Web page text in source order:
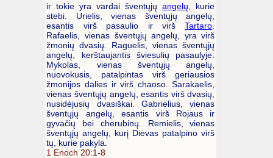
ir tokie yra vardai šventųjųangelų , kurie
stebi. Urielis, vienas šventųjų angelų,
esantis virš pasaulio ir viršTartaro
Rafaelis, vienas šventųjų angelų, yra virš
žmonių dvasių. Raguelis, vienas šventųjų
angelų, kerštaujantis šviesulių pasaulyje.
Mykolas, vienas šventųjų angelų,
nuovokusis, patalpintas virš geriausios
žmonijos dalies ir virš chaoso. Sarakaelis,
vienas šventųjų angelų, esantis virš dvasių,
nusidėjusių dvasiškai. Gabrielius, vienas
šventųjų angelų, esantis virš Rojaus ir
gyvačių bei cherubinų. Remielis, vienas
šventųjų angelų, kurį Dievas patalpino virš
tų, kurie pakyla.
1 Enoch 20:1-8